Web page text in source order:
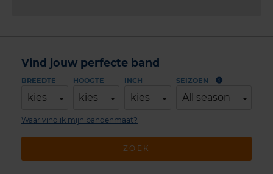
Vind jouw perfecte band
BREEDTE
kies
HOOGTE
kies
INCH
kies
SEIZOEN
All season
ZOEK
Waar vind ik mijn bandenmaat?